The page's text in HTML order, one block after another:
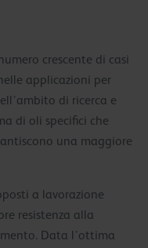
crescente di casi
applicazioni per
di ricerca e
di oli specifici che
una maggiore
a lavorazione
resistenza alla
Data l’ottima